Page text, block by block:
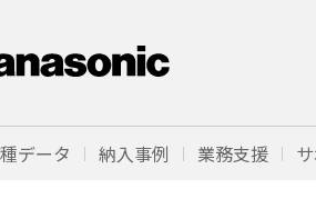
データ 納入事例 業務支援